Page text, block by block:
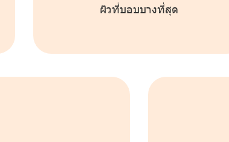
ผิวที่บอบบางที่สุด